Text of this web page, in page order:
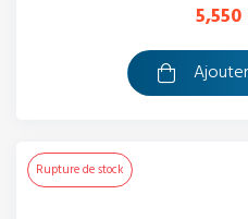
Rupture de stock